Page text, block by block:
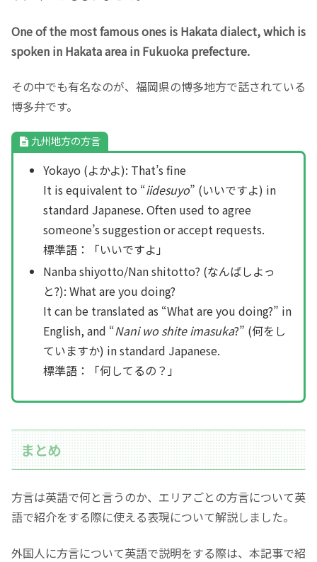
One of the most famous ones is Hakata dialect, which is
spoken in Hakata area in Fukuoka prefecture.
その中でも有名なのが、福岡県の博多地方で話されている
博多弁です。
九州地方の方言
Yokayo (よかよ): That’s fine
It is equivalent to “iidesuyo” (いいですよ) in
standard Japanese. Often used to agree
someone’s suggestion or accept requests.
標準語：「いいですよ」
Nanba shiyotto/Nan shitotto? (なんばしよっ
と?): What are you doing?
It can be translated as “What are you doing?” in
English, and “Nani wo shite imasuka?” (何をし
ていますか) in standard Japanese.
標準語：「何してるの？」
まとめ
方言は英語で何と言うのか、エリアごとの方言について英
語で紹介をする際に使える表現について解説しました。
外国人に方言について英語で説明をする際は、本記事で紹